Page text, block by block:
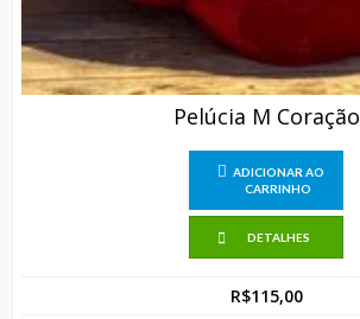
Pelúcia M Coração
ADICIONAR AO
CARRINHO
DETALHES
R$115,00